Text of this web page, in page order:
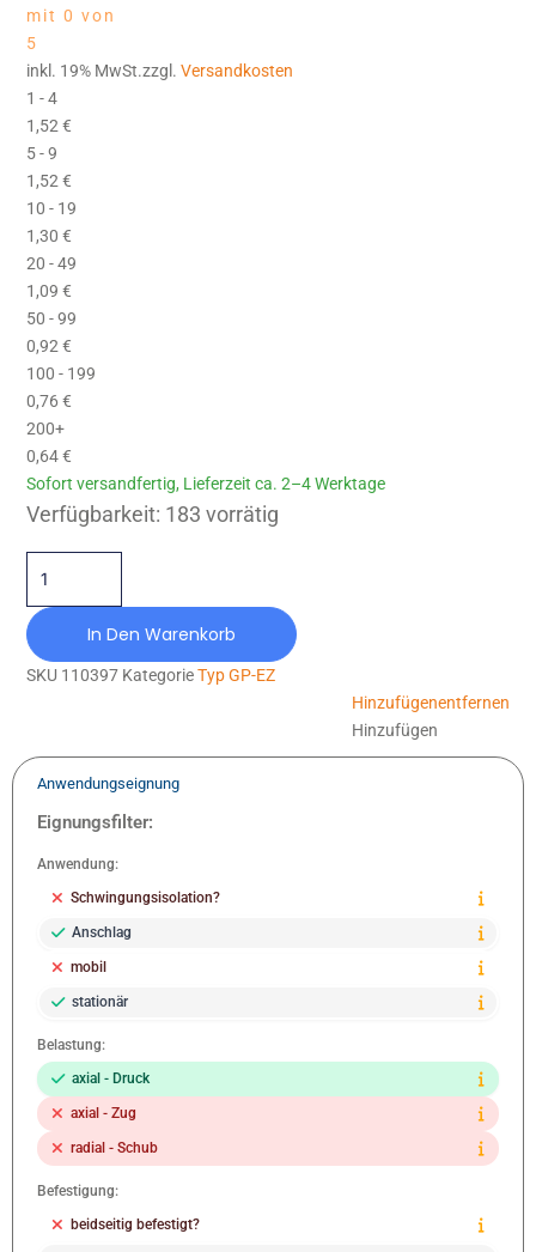
mit 0 von
5
Hinzufügenentfernen
Hinzufügen
inkl. 19% MwSt.zzgl.Versandkosten
1 - 4
1,52€
5 - 9
1,52€
10 - 19
1,30€
20 - 49
1,09€
50 - 99
0,92€
100 - 199
0,76€
200+
0,64€
Sofort versandfertig, Lieferzeit ca. 2–4 Werktage
Verfügbarkeit: 183 vorrätig
GP-EZ-015X015-M4-NR57 Menge
In Den Warenkorb
SKU 110397 Kategorie Typ GP-EZ
Anwendungseignung
Eignungsfilter:
Anwendung:
Schwingungsisolation?
Anschlag
mobil
stationär
Belastung:
axial - Druck
axial - Zug
radial - Schub
Befestigung:
beidseitig befestigt?